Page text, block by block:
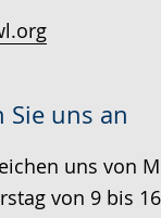
Sie uns an
uns von
von 9 bis